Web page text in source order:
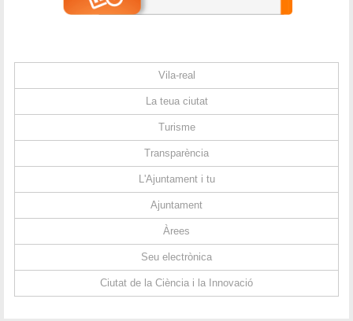
Vila-real
La teua ciutat
Turisme
Transparència
L'Ajuntament i tu
Ajuntament
Àrees
Seu electrònica
Ciutat de la Ciència i la Innovació